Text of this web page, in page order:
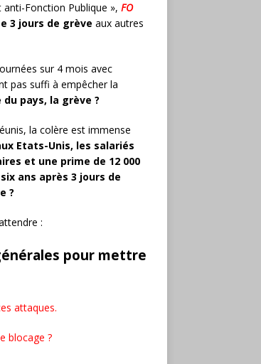
Fonction Publique », FO
3 jours de grève aux autres
sur 4 mois avec
pas suffi à empêcher la
pays, la grève ?
la colère est immense
Etats-Unis, les salariés
et une prime de 12 000
ans après 3 jours de
?
:
pour mettre
attaques.
blocage ?